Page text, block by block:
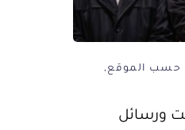
حسب الموقع
ورسائل